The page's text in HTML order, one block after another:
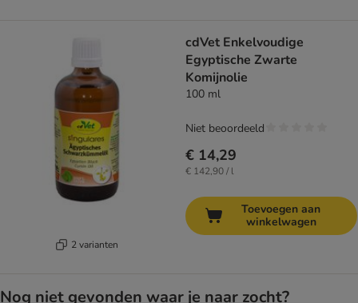
2 varianten
cdVet Enkelvoudige
Egyptische Zwarte
Komijnolie
100 ml
€ 14,29
€ 142,90 / l
Niet beoordeeld
Toevoegen aan
winkelwagen
Nog niet gevonden waar je naar zocht?